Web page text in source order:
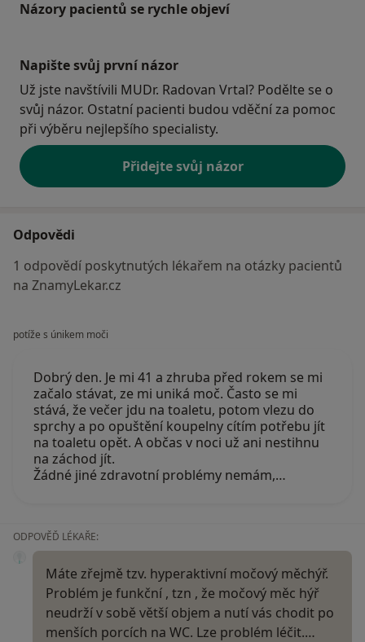
Názory pacientů se rychle objeví
Napište svůj první názor
Už jste navštívili MUDr. Radovan Vrtal? Podělte se o
svůj názor. Ostatní pacienti budou vděční za pomoc
při výběru nejlepšího specialisty.
Přidejte svůj názor
Odpovědi
1 odpovědí poskytnutých lékařem na otázky pacientů
na ZnamyLekar.cz
potíže s únikem moči
Dobrý den. Je mi 41 a zhruba před rokem se mi
začalo stávat, ze mi uniká moč. Často se mi
stává, že večer jdu na toaletu, potom vlezu do
sprchy a po opuštění koupelny cítím potřebu jít
na toaletu opět. A občas v noci už ani nestihnu
na záchod jít.
Žádné jiné zdravotní problémy nemám,…
ODPOVĚĎ LÉKAŘE:
Máte zřejmě tzv. hyperaktivní močový měchýř.
Problém je funkční , tzn , že močový měc hýř
neudrží v sobě větší objem a nutí vás chodit po
menších porcích na WC. Lze problém léčit.…